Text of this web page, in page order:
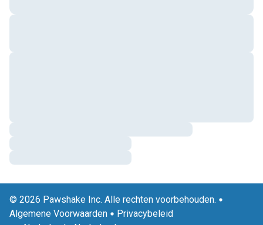
© 2026 Pawshake Inc. Alle rechten voorbehouden.
Algemene Voorwaarden
Privacybeleid